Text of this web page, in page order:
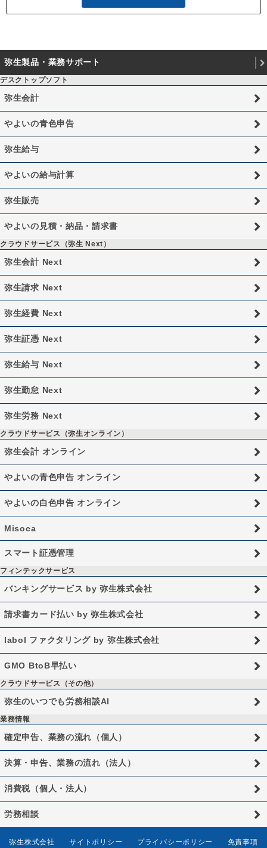
弥生製品・業務サポート
デスクトップソフト
弥生会計
やよいの青色申告
弥生給与
やよいの給与計算
弥生販売
やよいの見積・納品・請求書
クラウドサービス（弥生 Next）
弥生会計 Next
弥生請求 Next
弥生経費 Next
弥生証憑 Next
弥生給与 Next
弥生勤怠 Next
弥生労務 Next
クラウドサービス（弥生オンライン）
弥生会計 オンライン
やよいの青色申告 オンライン
やよいの白色申告 オンライン
Misoca
スマート証憑管理
フィンテックサービス
バンキングサービス by 弥生株式会社
請求書カード払い by 弥生株式会社
labol ファクタリング by 弥生株式会社
GMO BtoB早払い
クラウドサービス（その他）
弥生のいつでも労務相談AI
業務情報
確定申告、業務の流れ（個人）
決算・申告、業務の流れ（法人）
消費税（個人・法人）
労務相談
弥生株式会社 サイトポリシー プライバシーポリシー 免責事項